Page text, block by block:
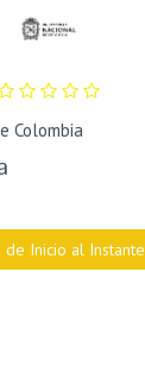
Colombia
de Inicio al Instante